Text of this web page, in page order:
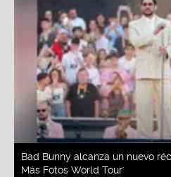
Bad Bunny alcanza un nuevo
Más Fotos World Tour'